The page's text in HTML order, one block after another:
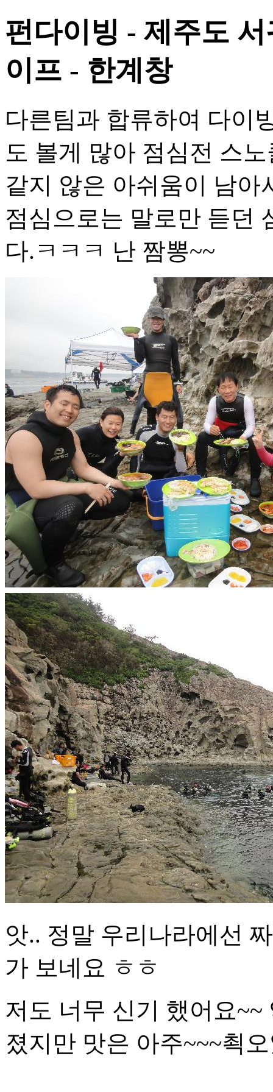
펀다이빙 - 제주도
이프 - 한계창
다른팀과 합류하여 다이
도 볼게 많아 점심전 스
같지 않은 아쉬움이 남아
점심으로는 말로만 듣던
다.ㅋㅋㅋ 난 짬뽕~~
앗.. 정말 우리나라에선
가 보네요 ㅎㅎ
저도 너무 신기 했어요
졌지만 맛은 아주~~~쵝